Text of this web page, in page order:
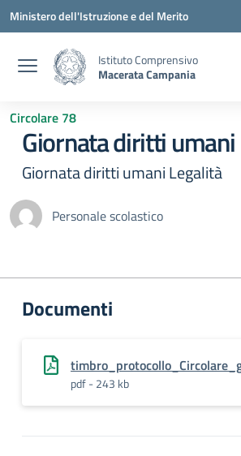
Vai ai contenuti
Vai al menu di navigazione
Vai al footer
Ministero dell'Istruzione e del Merito
Istituto Comprensivo
Macerata Campania
Circolare 78
Giornata diritti
Giornata diritti umani Legalità
Personale scolastico
Documenti
pdf - 243 kb